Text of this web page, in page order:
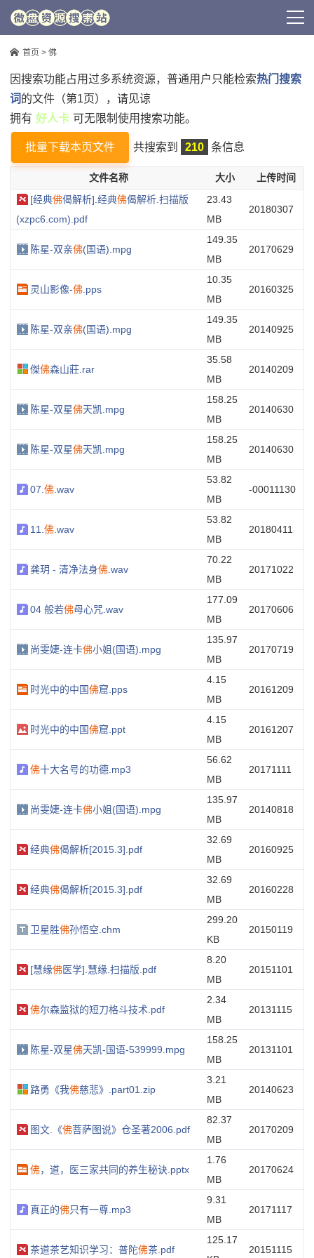
首页 > 佛
因搜索功能占用过多系统资源，普通用户只能检索热门搜索
词 的文件（第1页），请见谅
拥有 好人卡 可无限制使用搜索功能。
批量下载本页文件 共搜索到 210 条信息
文件名称 大小
上传时间
[经典佛偈解析].经典佛偈解析.扫描版
(xzpc6.com).pdf
23.43
MB
20180307
陈星-双亲佛(国语).mpg
149.35
MB
20170629
灵山影像-佛 .pps
10.35
MB
20160325
陈星-双亲佛(国语).mpg
149.35
MB
20140925
傑佛森山莊.rar
35.58
MB
20140209
陈星-双星佛天凯.mpg
158.25
MB
20140630
陈星-双星佛天凯.mpg
158.25
MB
20140630
07. 佛 .wav
53.82
MB
-00011130
11. 佛 .wav
53.82
MB
20180411
龚玥 - 清净法身佛 .wav
70.22
MB
20171022
04 般若佛母心咒.wav
177.09
MB
20170606
尚雯婕-连卡佛小姐(国语).mpg
135.97
MB
20170719
时光中的中国佛窟.pps
4.15
MB
20161209
时光中的中国佛窟.ppt
4.15
MB
20161207
佛十大名号的功德.mp3
56.62
MB
20171111
尚雯婕-连卡佛小姐(国语).mpg
135.97
MB
20140818
经典佛偈解析[2015.3].pdf
32.69
MB
20160925
经典佛偈解析[2015.3].pdf
32.69
MB
20160228
卫星胜佛孙悟空.chm
299.20
KB
20150119
[慧缘佛医学].慧缘.扫描版.pdf
8.20
MB
20151101
佛尔森监狱的短刀格斗技术.pdf
2.34
MB
20131115
陈星-双星佛天凯-国语-539999.mpg
158.25
MB
20131101
路勇《我佛慈悲》.part01.zip
3.21
MB
20140623
图文.《佛菩萨图说》仓圣著2006.pdf
82.37
MB
20170209
佛，道，医三家共同的养生秘诀.pptx
1.76
MB
20170624
真正的佛只有一尊.mp3
9.31
MB
20171117
茶道茶艺知识学习：普陀佛茶.pdf
125.17
20151115